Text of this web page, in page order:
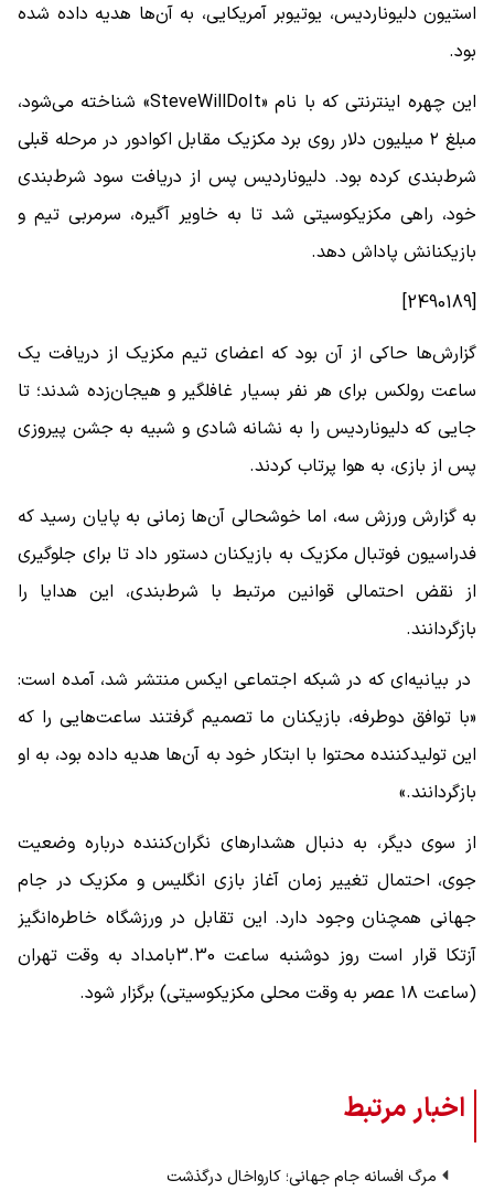
استیون دلیوناردیس، یوتیوبر آمریکایی، به آن‌ها هدیه داده شده
بود.
این چهره اینترنتی که با نام «SteveWillDoIt» شناخته می‌شود،
مبلغ ۲ میلیون دلار روی برد مکزیک مقابل اکوادور در مرحله قبلی
شرط‌بندی کرده بود. دلیوناردیس پس از دریافت سود شرط‌بندی
خود، راهی مکزیکوسیتی شد تا به خاویر آگیره، سرمربی تیم و
بازیکنانش پاداش دهد.
[2490189]
گزارش‌ها حاکی از آن بود که اعضای تیم مکزیک از دریافت یک
ساعت رولکس برای هر نفر بسیار غافلگیر و هیجان‌زده شدند؛ تا
جایی که دلیوناردیس را به نشانه شادی و شبیه به جشن پیروزی
پس از بازی، به هوا پرتاب کردند.
به گزارش ورزش سه، اما خوشحالی آن‌ها زمانی به پایان رسید که
فدراسیون فوتبال مکزیک به بازیکنان دستور داد تا برای جلوگیری
از نقض احتمالی قوانین مرتبط با شرط‌بندی، این هدایا را
بازگردانند.
در بیانیه‌ای که در شبکه اجتماعی ایکس منتشر شد، آمده است:
«با توافق دوطرفه، بازیکنان ما تصمیم گرفتند ساعت‌هایی را که
این تولیدکننده محتوا با ابتکار خود به آن‌ها هدیه داده بود، به او
بازگردانند.»
از سوی دیگر، به دنبال هشدارهای نگران‌کننده درباره وضعیت
جوی، احتمال تغییر زمان آغاز بازی انگلیس و مکزیک در جام
جهانی همچنان وجود دارد. این تقابل در ورزشگاه خاطره‌انگیز
آزتکا قرار است روز دوشنبه ساعت 3.30بامداد به وقت تهران
(ساعت ۱۸ عصر به وقت محلی مکزیکوسیتی) برگزار شود.
اخبار مرتبط
مرگ افسانه جام جهانی؛ کارواخال درگذشت